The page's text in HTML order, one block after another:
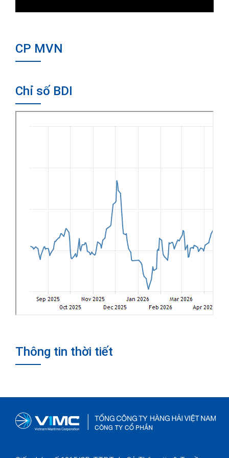
CP MVN
Chỉ số BDI
Thông tin thời tiết